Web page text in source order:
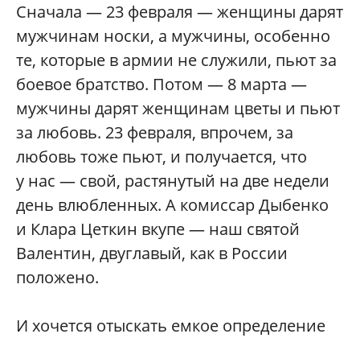
Сначала — 23 февраля — женщины дарят
мужчинам носки, а мужчины, особенно
те, которые в армии не служили, пьют за
боевое братство. Потом — 8 марта —
мужчины дарят женщинам цветы и пьют
за любовь. 23 февраля, впрочем, за
любовь тоже пьют, и получается, что
у нас — свой, растянутый на две недели
день влюбленных. А комиссар Дыбенко
и Клара Цеткин вкупе — наш святой
Валентин, двуглавый, как в России
положено.
И хочется отыскать емкое определение